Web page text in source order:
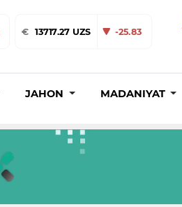
€ 13717.27 UZS -25.83
JAHON MADANIYAT